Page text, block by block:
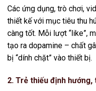
Các ứng dụng, trò chơi,
thiết kế với mục tiêu thu
càng tốt. Mỗi lượt “like”,
tạo ra dopamine – chất
bị “dính chặt” vào thiết bị.
2. Trẻ thiếu định hướng,